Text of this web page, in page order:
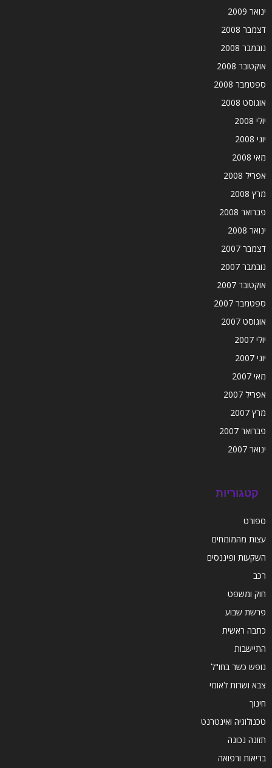
ינואר 2009
דצמבר 2008
נובמבר 2008
אוקטובר 2008
ספטמבר 2008
אוגוסט 2008
יולי 2008
יוני 2008
מאי 2008
אפריל 2008
מרץ 2008
פברואר 2008
ינואר 2008
דצמבר 2007
נובמבר 2007
אוקטובר 2007
ספטמבר 2007
אוגוסט 2007
יולי 2007
יוני 2007
מאי 2007
אפריל 2007
מרץ 2007
פברואר 2007
ינואר 2007
קטגוריות
ספורט
עצות מהמומחים
השקעות ופיננסים
רכב
חוק ומשפט
פרשת שבוע
כתבה ראשית
התיישבות
נופש כשר בחו"ל
צבא ושרות לאומי
חינוך
טכנולוגיה ואינטרנט
תזונה נכונה
בריאות ורפואה